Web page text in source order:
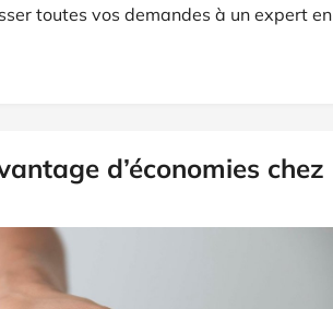
toutes vos demandes à un expert en
d’économies chez